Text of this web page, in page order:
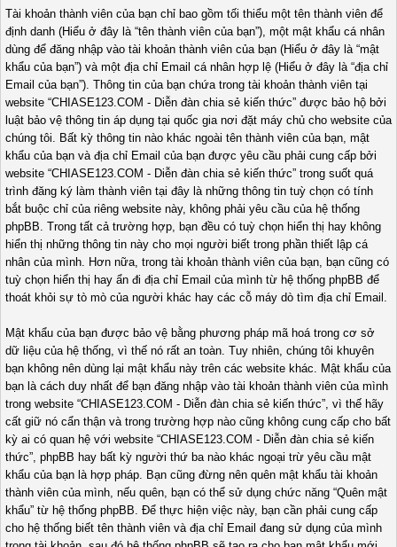
Tài khoản thành viên của bạn chỉ bao gồm tối thiểu một tên thành viên để
định danh (Hiểu ở đây là “tên thành viên của bạn”), một mật khẩu cá nhân
dùng để đăng nhập vào tài khoản thành viên của bạn (Hiểu ở đây là “mật
khẩu của bạn”) và một địa chỉ Email cá nhân hợp lệ (Hiểu ở đây là “địa chỉ
Email của bạn”). Thông tin của bạn chứa trong tài khoản thành viên tại
website “CHIASE123.COM - Diễn đàn chia sẻ kiến thức” được bảo hộ bởi
luật bảo vệ thông tin áp dụng tại quốc gia nơi đặt máy chủ cho website của
chúng tôi. Bất kỳ thông tin nào khác ngoài tên thành viên của bạn, mật
khẩu của bạn và địa chỉ Email của bạn được yêu cầu phải cung cấp bởi
website “CHIASE123.COM - Diễn đàn chia sẻ kiến thức” trong suốt quá
trình đăng ký làm thành viên tại đây là những thông tin tuỳ chọn có tính
bắt buộc chỉ của riêng website này, không phải yêu cầu của hệ thống
phpBB. Trong tất cả trường hợp, bạn đều có tuỳ chọn hiển thị hay không
hiển thị những thông tin này cho mọi người biết trong phần thiết lập cá
nhân của mình. Hơn nữa, trong tài khoản thành viên của bạn, bạn cũng có
tuỳ chọn hiển thị hay ẩn đi địa chỉ Email của mình từ hệ thống phpBB để
thoát khỏi sự tò mò của người khác hay các cỗ máy dò tìm địa chỉ Email.
Mật khẩu của bạn được bảo vệ bằng phương pháp mã hoá trong cơ sở
dữ liệu của hệ thống, vì thế nó rất an toàn. Tuy nhiên, chúng tôi khuyên
bạn không nên dùng lại mật khẩu này trên các website khác. Mật khẩu của
bạn là cách duy nhất để bạn đăng nhập vào tài khoản thành viên của mình
trong website “CHIASE123.COM - Diễn đàn chia sẻ kiến thức”, vì thế hãy
cất giữ nó cẩn thận và trong trường hợp nào cũng không cung cấp cho bất
kỳ ai có quan hệ với website “CHIASE123.COM - Diễn đàn chia sẻ kiến
thức”, phpBB hay bất kỳ người thứ ba nào khác ngoại trừ yêu cầu mật
khẩu của bạn là hợp pháp. Bạn cũng đừng nên quên mật khẩu tài khoản
thành viên của mình, nếu quên, bạn có thể sử dụng chức năng “Quên mật
khẩu” từ hệ thống phpBB. Để thực hiện việc này, bạn cần phải cung cấp
cho hệ thống biết tên thành viên và địa chỉ Email đang sử dụng của mình